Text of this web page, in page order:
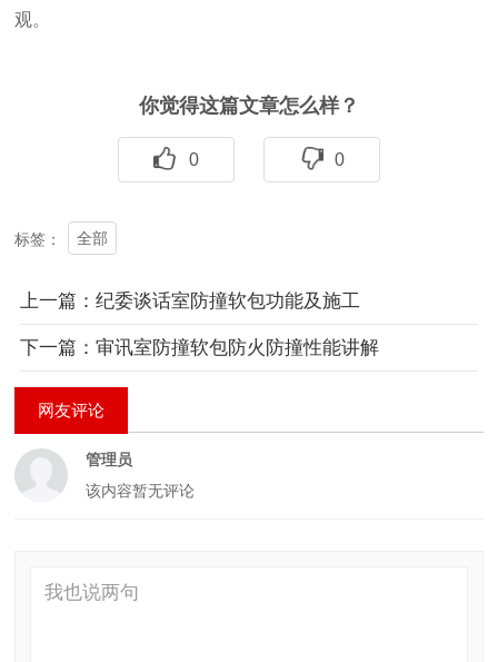
观。
你觉得这篇文章怎么样？
0 0
标签： 全部
上一篇：纪委谈话室防撞软包功能及施工
下一篇：审讯室防撞软包防火防撞性能讲解
网友评论
管理员
该内容暂无评论